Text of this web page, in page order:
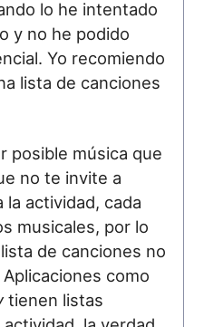
lo he intentado
y no he podido
Yo recomiendo
lista de canciones
posible música que
no te invite a
actividad, cada
musicales, por lo
de canciones no
como
tienen listas